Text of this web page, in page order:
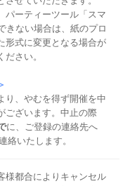
パーティーツール「スマ
きない場合は、紙のプロ
形式に変更となる場合が
さい。
り、やむを得ず開催を中
ございます。中止の際
に、ご登録の連絡先へ
絡いたします。
様都合によりキャンセル